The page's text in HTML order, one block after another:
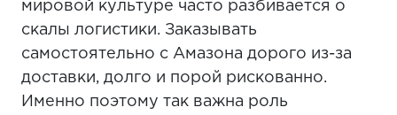
мировой культуре часто разбивается о
скалы логистики. Заказывать
самостоятельно с Амазона дорого из-за
доставки, долго и порой рискованно.
Именно поэтому так важна роль